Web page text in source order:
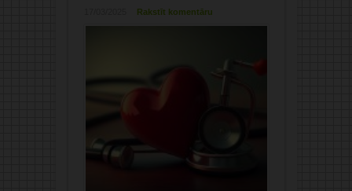
Rakstīt komentāru